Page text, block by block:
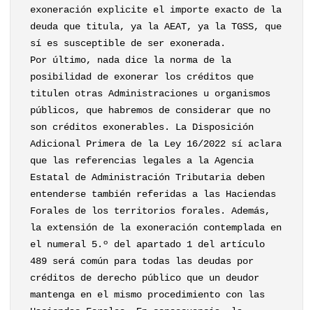
exoneración explicite el importe exacto de la
deuda que titula, ya la AEAT, ya la TGSS, que
sí es susceptible de ser exonerada.
Por último, nada dice la norma de la
posibilidad de exonerar los créditos que
titulen otras Administraciones u organismos
públicos, que habremos de considerar que no
son créditos exonerables. La Disposición
Adicional Primera de la Ley 16/2022 sí aclara
que las referencias legales a la Agencia
Estatal de Administración Tributaria deben
entenderse también referidas a las Haciendas
Forales de los territorios forales. Además,
la extensión de la exoneración contemplada en
el numeral 5.º del apartado 1 del artículo
489 será común para todas las deudas por
créditos de derecho público que un deudor
mantenga en el mismo procedimiento con las